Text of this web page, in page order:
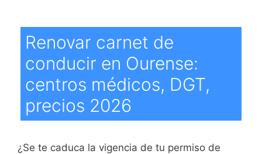
Renovar carnet de
conducir en Ourense:
centros médicos, DGT,
precios 2026
¿Se te caduca la vigencia de tu permiso de